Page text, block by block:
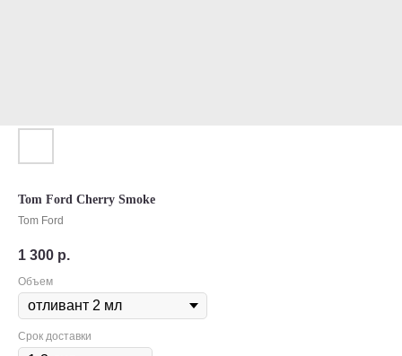
Tom Ford Cherry Smoke
Tom Ford
1 300 р.
Объем
Срок доставки